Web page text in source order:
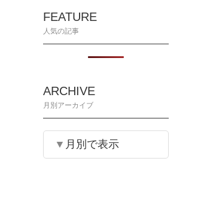
FEATURE
人気の記事
ARCHIVE
月別アーカイブ
月別で表示